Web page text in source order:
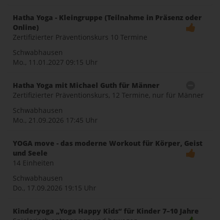
Hatha Yoga - Kleingruppe (Teilnahme in Präsenz oder
Online)
Zertifizierter Präventionskurs 10 Termine
Schwabhausen
Mo., 11.01.2027 09:15 Uhr
Hatha Yoga mit Michael Guth für Männer
Zertifizierter Präventionskurs, 12 Termine, nur für Männer
Schwabhausen
Mo., 21.09.2026 17:45 Uhr
YOGA move - das moderne Workout für Körper, Geist
und Seele
14 Einheiten
Schwabhausen
Do., 17.09.2026 19:15 Uhr
Kinderyoga „Yoga Happy Kids“ für Kinder 7–10 Jahre